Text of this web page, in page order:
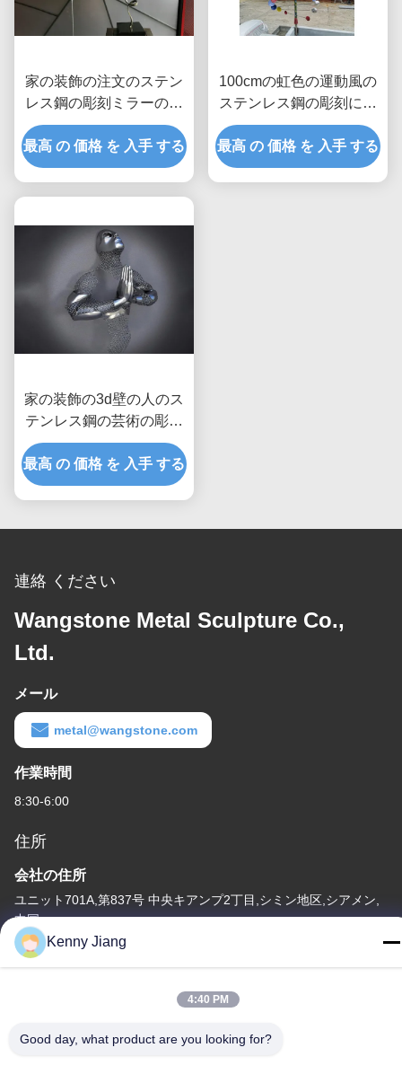
家の装飾の注文のステン
レス鋼の彫刻ミラーの磨
かれた気球
最高 の 価格 を 入手 する
100cmの虹色の運動風の
ステンレス鋼の彫刻によ
って塗られる終わり
最高 の 価格 を 入手 する
家の装飾の3d壁の人のス
テンレス鋼の芸術の彫刻
のマットの比ゆ的な終わ
り
最高 の 価格 を 入手 する
連絡 ください
Wangstone Metal Sculpture Co.,
Ltd.
メール
metal@wangstone.com
作業時間
8:30-6:00
住所
会社の住所
ユニット701A,第837号 中央キアンプ2丁目,シミン地区,シアメン,
中国
工場住所
86-592-5175705
Kenny Jiang
4:40 PM
Good day, what product are you looking for?